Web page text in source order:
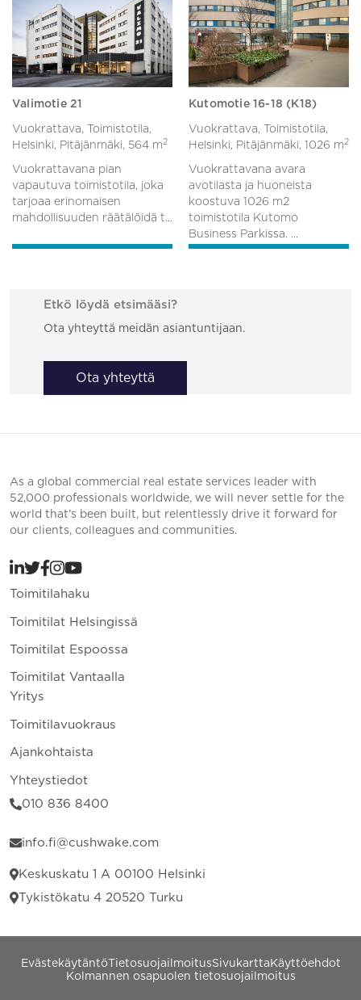
Valimotie 21
Vuokrattava, Toimistotila,
Helsinki, Pitäjänmäki, 564 m2
Vuokrattavana pian
vapautuva toimistotila, joka
tarjoaa erinomaisen
mahdollisuuden räätälöidä t...
Kutomotie 16-18 (K18)
Vuokrattava, Toimistotila,
Helsinki, Pitäjänmäki, 1026 m2
Vuokrattavana avara
avotilasta ja huoneista
koostuva 1026 m2
toimistotila Kutomo
Business Parkissa. ...
Etkö löydä etsimääsi?
Ota yhteyttä meidän asiantuntijaan.
Ota yhteyttä
As a global commercial real estate services leader with
52,000 professionals worldwide, we will never settle for the
world that’s been built, but relentlessly drive it forward for
our clients, colleagues and communities.
Toimitilahaku
Toimitilat Helsingissä
Toimitilat Espoossa
Toimitilat Vantaalla
Yritys
Toimitilavuokraus
Ajankohtaista
Yhteystiedot
010 836 8400
info.fi@cushwake.com
Keskuskatu 1 A 00100 Helsinki
Tykistökatu 4 20520 Turku
EvästekäytäntöTietosuojailmoitusSivukartta Käyttöehdot
Kolmannen osapuolen tietosuojailmoitus